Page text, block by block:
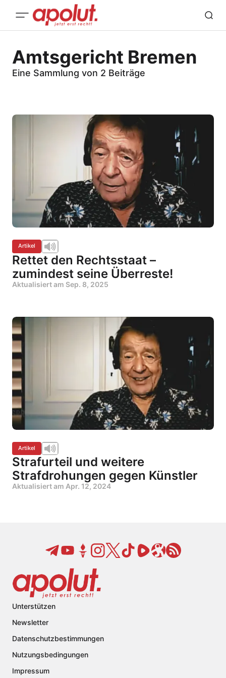
Amtsgericht Bremen
Eine Sammlung von 2 Beiträge
Artikel
Rettet den Rechtsstaat –
zumindest seine Überreste!
Aktualisiert am Sep. 8, 2025
Artikel
Strafurteil und weitere
Strafdrohungen gegen Künstler
Aktualisiert am Apr. 12, 2024
Unterstützen
Newsletter
Datenschutzbestimmungen
Nutzungsbedingungen
Impressum